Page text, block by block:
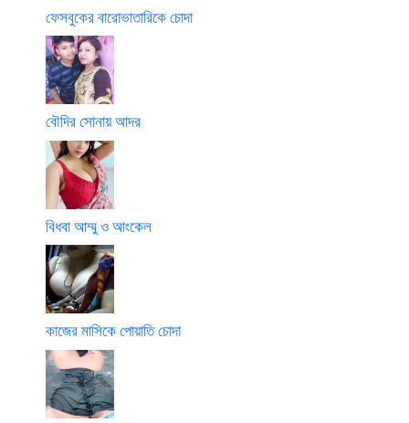
ফেসবুকের বারোভাতারিকে চোদা
বৌদির সোনায় আদর
বিধবা আম্মু ও আংকেল
কাজের মাসিকে পোয়াতি চোদা